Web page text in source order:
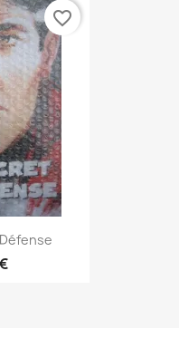
favorite_border